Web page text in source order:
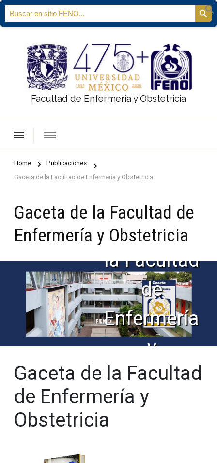
Search
for:
Facultad de Enfermería y Obstetricia
Home
Publicaciones
Gaceta de la Facultad de Enfermería y Obstetricia
Gaceta de la Facultad de
Enfermería y Obstetricia
Gaceta de
la Facultad
de
Enfermería
y
Obstetricia
Gaceta de la Facultad
de Enfermería y
Obstetricia